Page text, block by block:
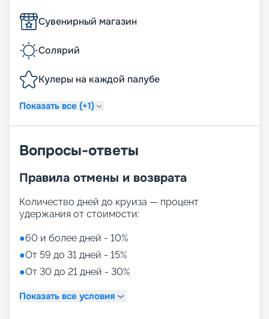
Сувенирный магазин
Солярий
Кулеры на каждой палубе
Показать все (+1)
Вопросы-ответы
Правила отмены и возврата
Количество дней до круиза — процент
удержания от стоимости:
●60 и более дней - 10%
●От 59 до 31 дней - 15%
●От 30 до 21 дней - 30%
Показать все условия